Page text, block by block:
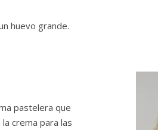
huevo grande.
pastelera que
crema para las